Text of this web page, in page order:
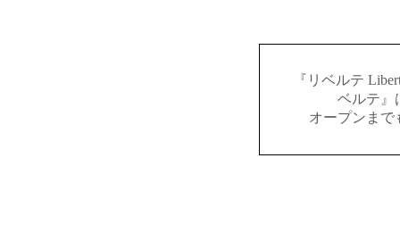
『リベルテ
ベルテ』
オープンまで